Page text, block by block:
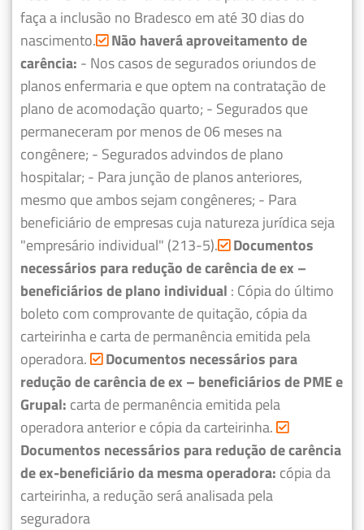
faça a inclusão no Bradesco em até 30 dias do
nascimento. Não haverá aproveitamento de
carência: - Nos casos de segurados oriundos de
planos enfermaria e que optem na contratação de
plano de acomodação quarto; - Segurados que
permaneceram por menos de 06 meses na
congênere; - Segurados advindos de plano
hospitalar; - Para junção de planos anteriores,
mesmo que ambos sejam congêneres; - Para
beneficiário de empresas cuja natureza jurídica seja
"empresário individual" (213-5). Documentos
necessários para redução de carência de ex –
beneficiários de plano individual : Cópia do último
boleto com comprovante de quitação, cópia da
carteirinha e carta de permanência emitida pela
operadora.
Documentos necessários para
redução de carência de ex – beneficiários de PME e
Grupal: carta de permanência emitida pela
operadora anterior e cópia da carteirinha.
Documentos necessários para redução de carência
de ex-beneficiário da mesma operadora: cópia da
carteirinha, a redução será analisada pela
seguradora